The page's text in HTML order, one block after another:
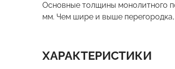
Основные толщины монолитного
мм. Чем шире и выше
ХАРАКТЕРИСТИКИ